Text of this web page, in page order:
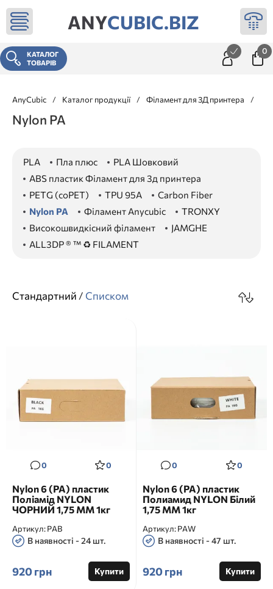
ANYCUBIC.BIZ
КАТАЛОГ
ТОВАРІВ
0
AnyCubic / Каталог продукції / Філамент для 3Д принтера /
Nylon PA
PLA Пла плюс
PLA Шовковий
ABS пластик Філамент для 3д принтера
PETG (coPET)
TPU 95A
Carbon Fiber
Nylon PA
Філамент Anycubic
TRONXY
Високошвидкісний філамент
JAMGHE
ALL3DP ® ™ ♻ FILAMENT
Стандартний / Cписком
0 0
Nylon 6 (PA) пластик
Поліамід NYLON
ЧОРНИЙ 1,75 MM 1кг
Артикул:PAB
В наявності - 24 шт.
920 грн Купити
0 0
Nylon 6 (PA) пластик
Полиамид NYLON Білий
1,75 MM 1кг
Артикул:PAW
В наявності - 47 шт.
920 грн Купити